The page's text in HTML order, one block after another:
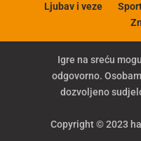
Ljubav i veze
Igre na sreću
odgovorno.
dozvoljeno
Copyright © 2023